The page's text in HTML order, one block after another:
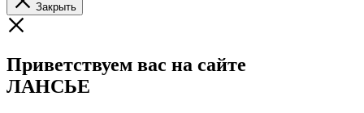
Закрыть
Приветствуем вас на сайте
ЛАНСЬЕ